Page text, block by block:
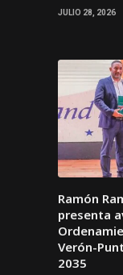
JULIO 28, 2026
Ramón
presenta
Verón-
2035